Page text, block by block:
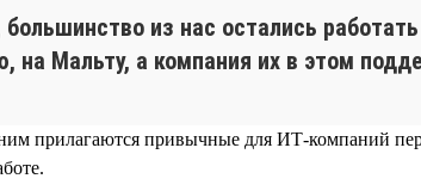
из нас остались
на Мальту, а компания их в этом
прилагаются привычные для ИТ-компаний